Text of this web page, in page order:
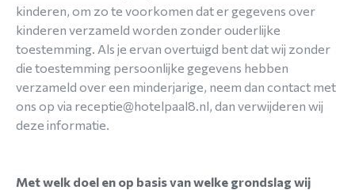
kinderen, om zo te voorkomen dat er gegevens over
kinderen verzameld worden zonder ouderlijke
toestemming. Als je ervan overtuigd bent dat wij zonder
die toestemming persoonlijke gegevens hebben
verzameld over een minderjarige, neem dan contact met
ons op via receptie@hotelpaal8.nl, dan verwijderen wij
deze informatie.
Met welk doel en op basis van welke grondslag wij